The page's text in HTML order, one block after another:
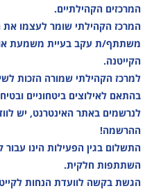
המרכזים הקהילתיים.
המרכז הקהילתי שומר לעצמו
משתתף/ת עקב בעיית משמעת או
הקייטנה.
למרכז הקהילתי שמורה הזכות
בהתאם לאילוצים ביטחוניים
לנרשמים באתר האינטרנט, יש
ההרשמה!
התשלום בגין הפעילות הינו
השתתפות חלקית.